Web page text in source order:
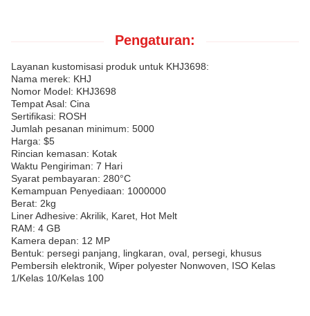
Pengaturan:
Layanan kustomisasi produk untuk KHJ3698:
Nama merek: KHJ
Nomor Model: KHJ3698
Tempat Asal: Cina
Sertifikasi: ROSH
Jumlah pesanan minimum: 5000
Harga: $5
Rincian kemasan: Kotak
Waktu Pengiriman: 7 Hari
Syarat pembayaran: 280°C
Kemampuan Penyediaan: 1000000
Berat: 2kg
Liner Adhesive: Akrilik, Karet, Hot Melt
RAM: 4 GB
Kamera depan: 12 MP
Bentuk: persegi panjang, lingkaran, oval, persegi, khusus
Pembersih elektronik, Wiper polyester Nonwoven, ISO Kelas
1/Kelas 10/Kelas 100